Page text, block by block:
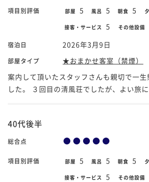
項目別評価 部屋 5 風呂 5 朝食 5
接客・サービス 5 その他設備
宿泊日 2026年3月9日
部屋タイプ
★おまかせ客室（禁煙）
案内して頂いたスタッフさんも親切で一生
した。 ３回目の清風荘でしたが、よい旅に
40代後半
総合点
項目別評価 部屋 5 風呂 5 朝食 5
接客・サービス 5 その他設備